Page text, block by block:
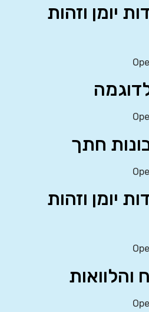
פקודות יומן וזהות
פקודות יומן וזהות